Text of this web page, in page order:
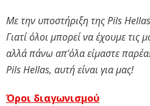
Με την υποστήριξη της Pils
Γιατί όλοι μπορεί να έχουμε τις
αλλά πάνω απ’όλα είμαστε
Pils Hellas, αυτή είναι για μας!
Όροι διαγωνισμού